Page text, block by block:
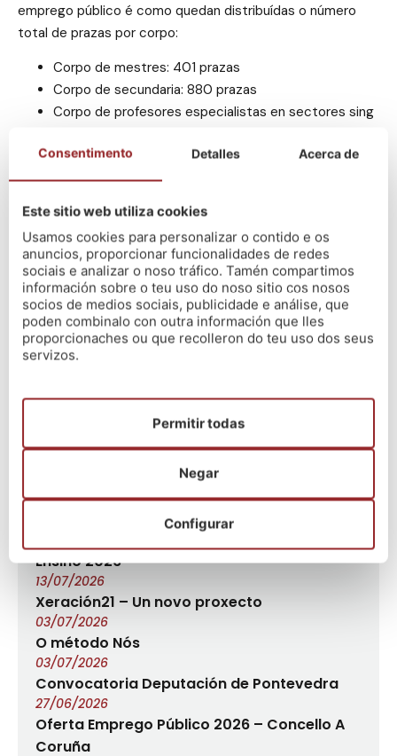
emprego público é como quedan distribuídas o número
total de prazas por corpo:
Corpo de mestres: 401 prazas
Corpo de secundaria: 880 prazas
Corpo de profesores especialistas en sectores sing
A maiores destas 1356 prazas, teríamos que sumar 308
prazas máis correspondentes a promoción interna e
Para máis info:
Nós A Coruña (Fábrica de Tabacos) ☎️ 881993969
Nós A Coruña (Rúa Merced) ☎️981927420
Nós Santiago ☎️ 981938727
Nós Lugo ☎️ 982815466
Nós Vigo ☎️ 986139344
#CompromisoNós
#Comprometidoscunhaformacióndegarantías
Últimas novas
Ensino 2026
13/07/2026
Xeración21 – Un novo proxecto
03/07/2026
O método Nós
03/07/2026
Convocatoria Deputación de Pontevedra
27/06/2026
Oferta Emprego Público 2026 – Concello A
Coruña
Consentimento Detalles Acerca de
Este sitio web utiliza cookies
Usamos cookies para personalizar o contido e os
anuncios, proporcionar funcionalidades de redes
sociais e analizar o noso tráfico. Tamén compartimos
información sobre o teu uso do noso sitio cos nosos
socios de medios sociais, publicidade e análise, que
poden combinalo con outra información que lles
proporcionaches ou que recolleron do teu uso dos seus
servizos.
Configurar
Negar
Permitir todas